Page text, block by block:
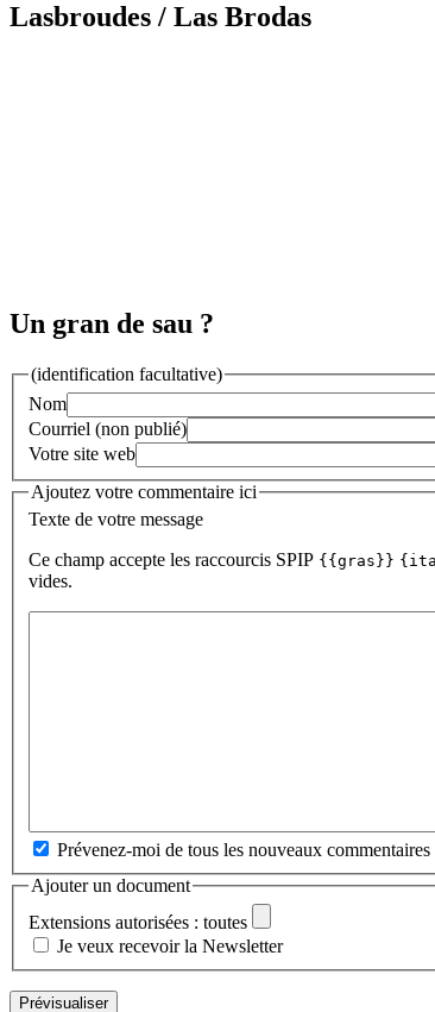
Lasbroudes / Las Brodas
Un gran de sau ?
(identification facultative)
Nom
Courriel (non publié)
Votre site web
Ajoutez votre commentaire ici
Texte de votre message
Ce champ accepte les raccourcis SPIP {{gras}}
vides.
Prévenez-moi de tous les nouveaux
Ajouter un document
Extensions autorisées : toutes
Je veux recevoir la Newsletter